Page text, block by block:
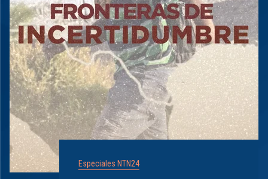
Especiales NTN24